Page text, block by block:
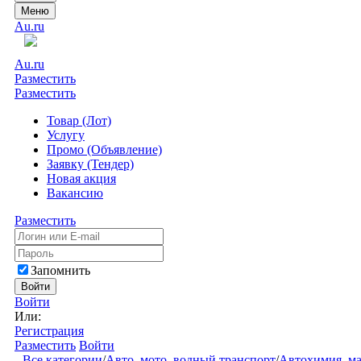
Меню
Au.ru
Au.ru
Разместить
Разместить
Товар (Лот)
Услугу
Промо (Объявление)
Заявку (Тендер)
Новая акция
Вакансию
Разместить
Запомнить
Войти
Войти
Или:
Регистрация
Разместить Войти